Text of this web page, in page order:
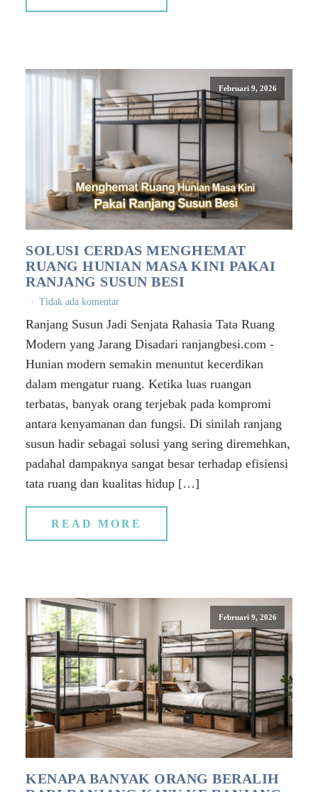
Februari 9, 2026
SOLUSI CERDAS MENGHEMAT
RUANG HUNIAN MASA KINI PAKAI
RANJANG SUSUN BESI
Tidak ada komentar
Ranjang Susun Jadi Senjata Rahasia Tata Ruang
Modern yang Jarang Disadari ranjangbesi.com -
Hunian modern semakin menuntut kecerdikan
dalam mengatur ruang. Ketika luas ruangan
terbatas, banyak orang terjebak pada kompromi
antara kenyamanan dan fungsi. Di sinilah ranjang
susun hadir sebagai solusi yang sering diremehkan,
padahal dampaknya sangat besar terhadap efisiensi
tata ruang dan kualitas hidup […]
READ MORE
Februari 9, 2026
KENAPA BANYAK ORANG BERALIH